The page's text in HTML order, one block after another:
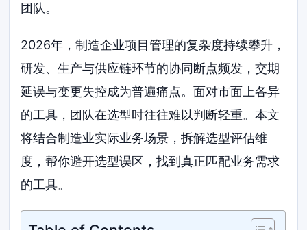
团队。
2026年，制造企业项目管理的复杂度持续攀升，
研发、生产与供应链环节的协同断点频发，交期
延误与变更失控成为普遍痛点。面对市面上各异
的工具，团队在选型时往往难以判断轻重。本文
将结合制造业实际业务场景，拆解选型评估维
度，帮你避开选型误区，找到真正匹配业务需求
的工具。